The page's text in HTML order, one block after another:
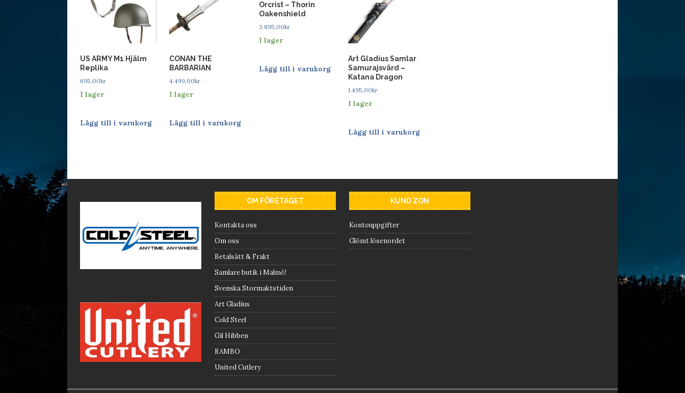
US ARMY M1 Hjälm
Replika
695,00kr
I lager
Lägg till i varukorg
CONAN THE
BARBARIAN
4.499,00kr
I lager
Lägg till i varukorg
Orcrist – Thorin
Oakenshield
3.895,00kr
I lager
Lägg till i varukorg
Art Gladius Samlar
Samurajsvärd –
Katana Dragon
1.495,00kr
I lager
Lägg till i varukorg
OM FÖRETAGET
Kontakta oss
Om oss
Betalsätt & Frakt
Samlare butik i Malmö!
Svenska Stormaktstiden
Art Gladius
Cold Steel
Gil Hibben
RAMBO
United Cutlery
KUND ZON
Kontouppgifter
Glömt lösenordet